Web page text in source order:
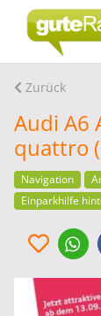
Zurück
Audi A6
quattro
Navigation
Einparkhilfe